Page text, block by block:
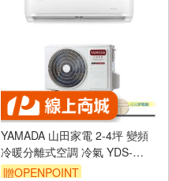
YAMADA 山田家電 2-4坪 變頻
冷暖分離式空調 冷氣 YDS-
FN23AH/YDC-FN23AH
贈OPENPOINT